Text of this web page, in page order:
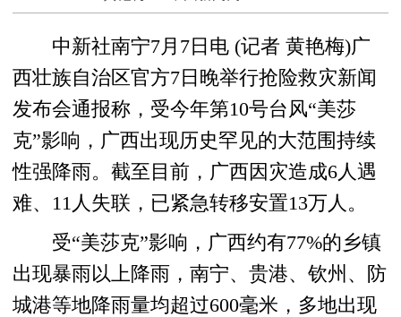
中新社南宁7月7日电 (记者 黄艳梅)广
西壮族自治区官方7日晚举行抢险救灾新闻
发布会通报称，受今年第10号台风“美莎
克”影响，广西出现历史罕见的大范围持续
性强降雨。截至目前，广西因灾造成6人遇
难、11人失联，已紧急转移安置13万人。
受“美莎克”影响，广西约有77%的乡镇
出现暴雨以上降雨，南宁、贵港、钦州、防
城港等地降雨量均超过600毫米，多地出现